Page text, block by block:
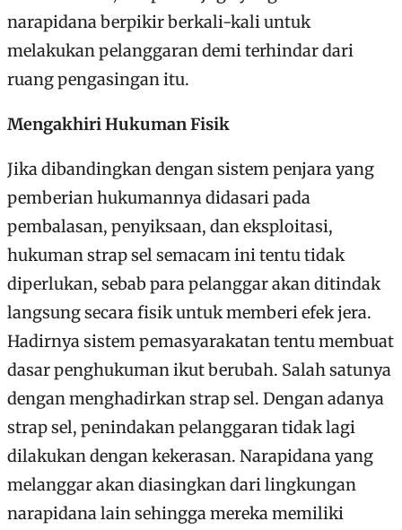
narapidana berpikir berkali-kali untuk
melakukan pelanggaran demi terhindar dari
ruang pengasingan itu.
Mengakhiri Hukuman Fisik
Jika dibandingkan dengan sistem penjara yang
pemberian hukumannya didasari pada
pembalasan, penyiksaan, dan eksploitasi,
hukuman strap sel semacam ini tentu tidak
diperlukan, sebab para pelanggar akan ditindak
langsung secara fisik untuk memberi efek jera.
Hadirnya sistem pemasyarakatan tentu membuat
dasar penghukuman ikut berubah. Salah satunya
dengan menghadirkan strap sel. Dengan adanya
strap sel, penindakan pelanggaran tidak lagi
dilakukan dengan kekerasan. Narapidana yang
melanggar akan diasingkan dari lingkungan
narapidana lain sehingga mereka memiliki